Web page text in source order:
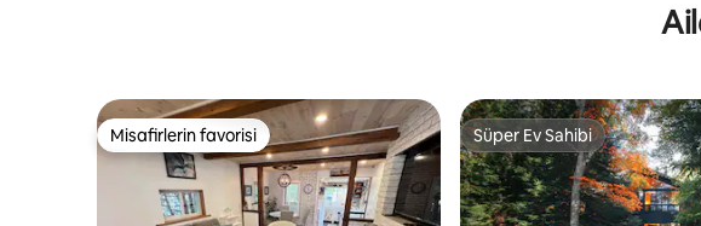
Misafirlerin favorisi
Misafirlerin favorisi Süper Ev Sahibi
Süper Ev Sahibi